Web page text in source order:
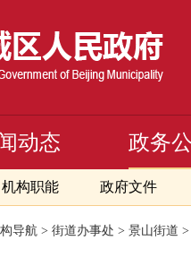
动态 政务
机构职能 政府文件
导航 > 街道办事处 > 景山街道 >